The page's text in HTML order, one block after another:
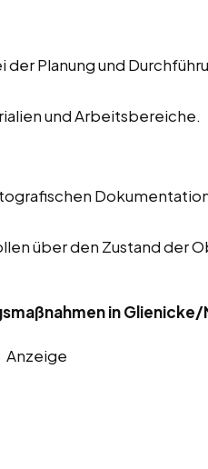
Planung und
und Arbeitsbereiche.
über den Zustand der
in
Anzeige